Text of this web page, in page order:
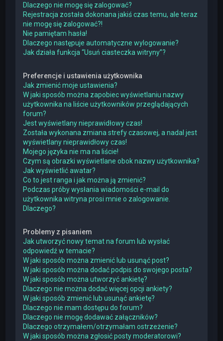
Dlaczego nie mogę się zalogować?
Rejestracja została dokonana jakiś czas temu, ale teraz
nie mogę się zalogować?!
Nie pamiętam hasła!
Dlaczego następuje automatyczne wylogowanie?
Jak działa funkcja “Usuń ciasteczka witryny”?
Preferencje i ustawienia użytkownika
Jak zmienić moje ustawienia?
W jaki sposób można zapobiec wyświetlaniu nazwy
użytkownika na liście użytkowników przeglądających
forum?
Jest wyświetlany nieprawidłowy czas!
Została wykonana zmiana strefy czasowej, a nadal jest
wyświetlany nieprawidłowy czas!
Mojego języka nie ma na liście!
Czym są obrazki wyświetlane obok nazwy użytkownika?
Jak wyświetlić awatar?
Co to jest ranga i jak można ją zmienić?
Podczas próby wysłania wiadomości e-mail do
użytkownika witryna prosi mnie o zalogowanie.
Dlaczego?
Problemy z pisaniem
Jak utworzyć nowy temat na forum lub wysłać
odpowiedź w temacie?
W jaki sposób można zmienić lub usunąć post?
W jaki sposób można dodać podpis do swojego posta?
W jaki sposób można utworzyć ankietę?
Dlaczego nie można dodać więcej opcji ankiety?
W jaki sposób zmienić lub usunąć ankietę?
Dlaczego nie mam dostępu do forum?
Dlaczego nie mogę dodawać załączników?
Dlaczego otrzymałem/otrzymałam ostrzeżenie?
W jaki sposób można zgłosić posty moderatorowi?